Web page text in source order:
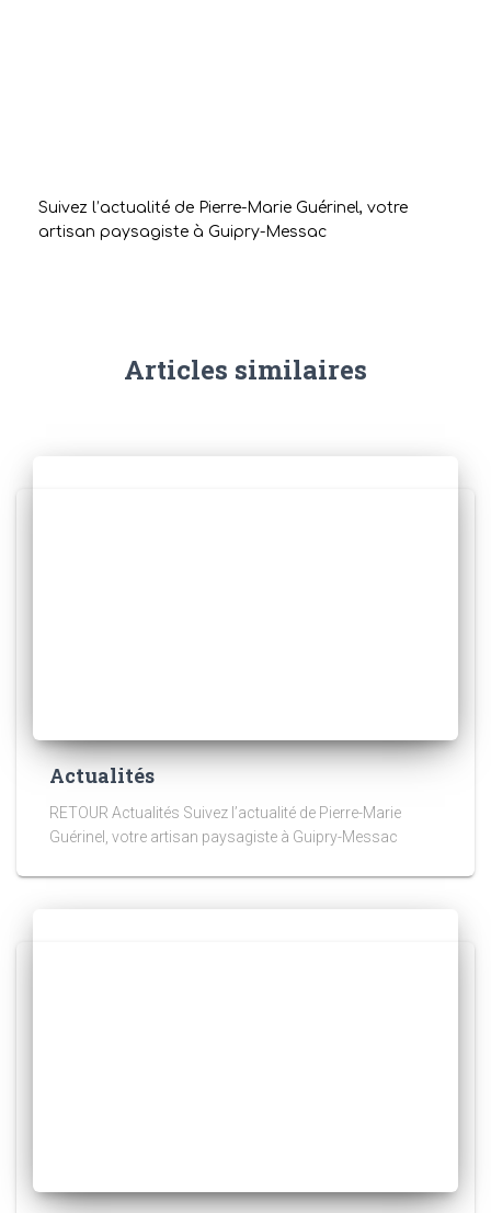
Suivez l’actualité de Pierre-Marie Guérinel, votre
artisan paysagiste à Guipry-Messac
Articles similaires
Actualités
RETOUR Actualités Suivez l’actualité de Pierre-Marie
Guérinel, votre artisan paysagiste à Guipry-Messac